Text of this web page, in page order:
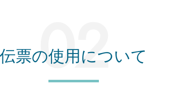
伝票の使用について